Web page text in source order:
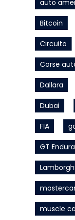
auto
Bitcoin
Circuito
Corse
Dallara
Dubai
FIA
GT
muscle